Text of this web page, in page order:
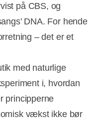
på CBS, og
DNA. For hende
– det er et
med naturlige
i, hvordan
principperne
vækst ikke bør